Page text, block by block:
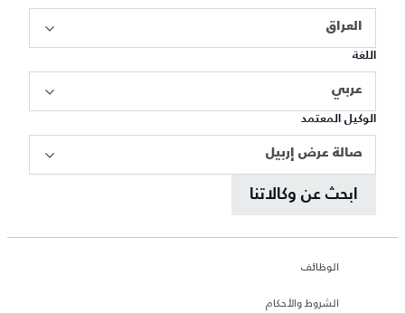
العراق
اللغة
عربي
الوكيل المعتمد
صالة عرض إربيل
ابحث عن وكالاتنا
الوظائف
الشروط والأحكام